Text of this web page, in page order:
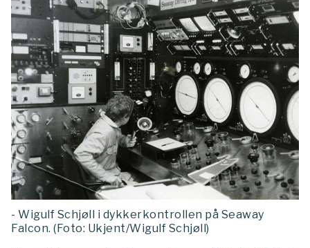
- Wigulf Schjøll i dykkerkontrollen på Seaway
Falcon. (Foto: Ukjent/Wigulf Schjøll)